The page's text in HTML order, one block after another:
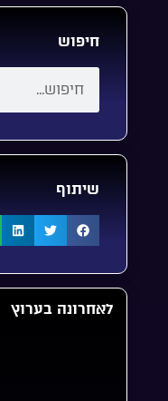
חיפוש
שיתוף
לאחרונה בערוץ